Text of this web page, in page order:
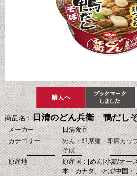
商品名：日清のどん兵衛 鴨だし
メーカー
日清食品
カテゴリー
めん・即席麺・即席カッ
そば
原産地
原産国：[めん]小麦/オー
本・カナダ、そば/中国